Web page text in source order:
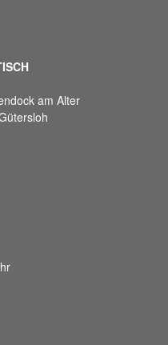
am Alter